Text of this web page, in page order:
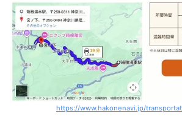
https://www.hakonenavi.jp/